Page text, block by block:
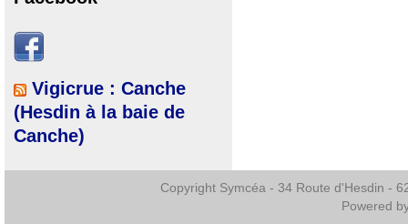
Vigicrue : Canche
(Hesdin à la baie de
Canche)
Copyright Symcéa - 34 Route d'Hesdin -
Powered